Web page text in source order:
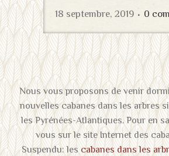
18 septembre, 2019 0
Nous vous proposons de venir
nouvelles cabanes dans les arbres
les Pyrénées-Atlantiques. Pour en
vous sur le site Internet des
Suspendu: lescabanes dans les